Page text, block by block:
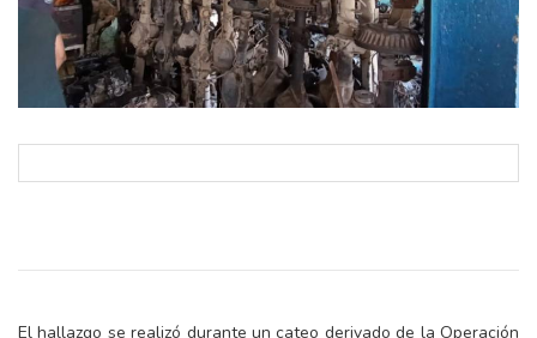
El hallazgo se realizó durante un cateo derivado de la Operación